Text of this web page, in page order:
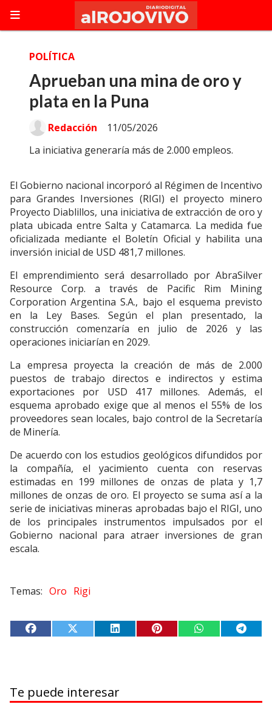
Aprueban una mina de oro y
plata en la Puna
La iniciativa generaría más de 2.000 empleos.
POLÍTICA
11/05/2026
Redacción
El Gobierno nacional incorporó al Régimen de Incentivo
para Grandes Inversiones (RIGI) el proyecto minero
Proyecto Diablillos, una iniciativa de extracción de oro y
plata ubicada entre Salta y Catamarca. La medida fue
oficializada mediante el Boletín Oficial y habilita una
inversión inicial de USD 481,7 millones.
El emprendimiento será desarrollado por AbraSilver
Resource Corp. a través de Pacific Rim Mining
Corporation Argentina S.A., bajo el esquema previsto
en la Ley Bases. Según el plan presentado, la
construcción comenzaría en julio de 2026 y las
operaciones iniciarían en 2029.
La empresa proyecta la creación de más de 2.000
puestos de trabajo directos e indirectos y estima
exportaciones por USD 417 millones. Además, el
esquema aprobado exige que al menos el 55% de los
proveedores sean locales, bajo control de la Secretaría
de Minería.
De acuerdo con los estudios geológicos difundidos por
la compañía, el yacimiento cuenta con reservas
estimadas en 199 millones de onzas de plata y 1,7
millones de onzas de oro. El proyecto se suma así a la
serie de iniciativas mineras aprobadas bajo el RIGI, uno
de los principales instrumentos impulsados por el
Gobierno nacional para atraer inversiones de gran
escala.
Oro Rigi
Te puede interesar